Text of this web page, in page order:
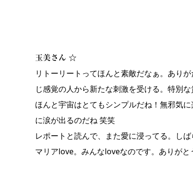
玉美さん ☆
リトーリートってほんと素敵だなぁ。あり
じ感覚の人から新たな刺激を受ける。特別な
ほんと宇宙はとてもシンプルだね！無邪気
に涙が出るのだね 笑笑
レポートと読んで、また愛に浸ってる。し
マリアlove。みんなloveなのです。ありがと